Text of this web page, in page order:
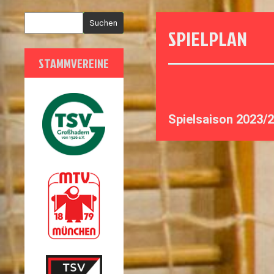
SPIELPLAN
Spielsaison 2023/
Suchen
STAMMVEREINE